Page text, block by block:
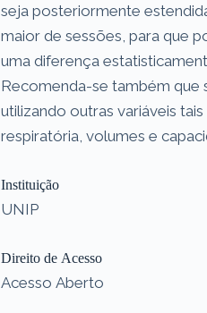
seja posteriormente
maior de sessões, para que
uma diferença
Recomenda-se também que
utilizando outras variáveis
respiratória, volumes e
Instituição
UNIP
Direito de Acesso
Acesso Aberto